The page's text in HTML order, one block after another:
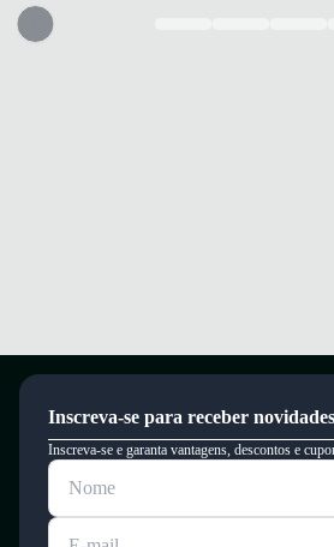
looks.
Calçado que oferece conforto e segurança
Inscreva-se para receber
Inscreva-se e garanta vantagens, descontos e